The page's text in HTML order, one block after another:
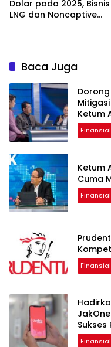
Dolar pada 2025, Bisnis
LNG dan Noncaptive
Baca Juga
Dorong
Ketum
Finansial
Ketum
Cuma
Finansial
Finansial
Sukses
2026
Finansial